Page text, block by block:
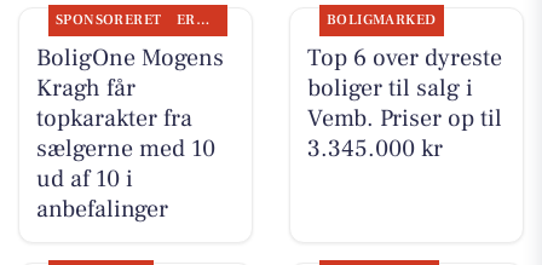
SPONSORERET ERHVERV
BoligOne Mogens
Kragh får
topkarakter fra
sælgerne med 10
ud af 10 i
anbefalinger
BOLIGMARKED
Top 6 over dyreste
boliger til salg i
Vemb. Priser op til
3.345.000 kr